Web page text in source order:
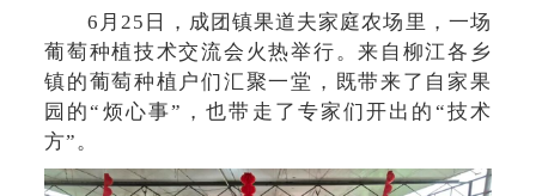
6月25日，成团镇果道夫家庭农场里，一场
葡萄种植技术交流会火热举行。来自柳江各乡
镇的葡萄种植户们汇聚一堂，既带来了自家果
园的“烦心事”，也带走了专家们开出的“技术
方”。